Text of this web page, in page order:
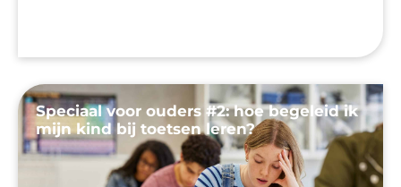
Speciaal voor ouders #2: hoe begeleid ik
mijn kind bij toetsen leren?